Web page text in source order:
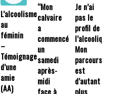
L’alcoolisme
au
féminin
–
Témoignage
d’une
amie
(AA)
“Mon
calvaire
a
commencé
un
samedi
après-
midi
face à
Je n’ai
pas le
profil de
l’alcoolique.
Mon
parcours
est
d’autant
plus